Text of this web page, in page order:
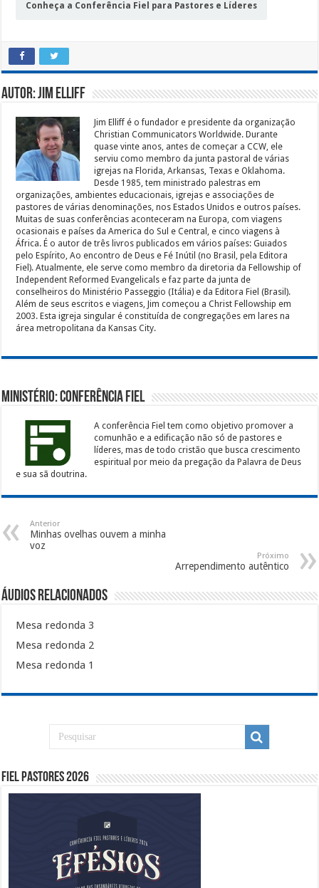
Conheça a Conferência Fiel para Pastores e Líderes
Autor: Jim Elliff
Jim Elliff é o fundador e presidente da organização
Christian Communicators Worldwide. Durante
quase vinte anos, antes de começar a CCW, ele
serviu como membro da junta pastoral de várias
igrejas na Florida, Arkansas, Texas e Oklahoma.
Desde 1985, tem ministrado palestras em
organizações, ambientes educacionais, igrejas e associações de
pastores de várias denominações, nos Estados Unidos e outros países.
Muitas de suas conferências aconteceram na Europa, com viagens
ocasionais e países da America do Sul e Central, e cinco viagens à
África. É o autor de três livros publicados em vários países: Guiados
pelo Espírito, Ao encontro de Deus e Fé Inútil (no Brasil, pela Editora
Fiel). Atualmente, ele serve como membro da diretoria da Fellowship of
Independent Reformed Evangelicals e faz parte da junta de
conselheiros do Ministério Passeggio (Itália) e da Editora Fiel (Brasil).
Além de seus escritos e viagens, Jim começou a Christ Fellowship em
2003. Esta igreja singular é constituída de congregações em lares na
área metropolitana da Kansas City.
Ministério: Conferência Fiel
A conferência Fiel tem como objetivo promover a
comunhão e a edificação não só de pastores e
líderes, mas de todo cristão que busca crescimento
espiritual por meio da pregação da Palavra de Deus
e sua sã doutrina.
Anterior
Minhas ovelhas ouvem a minha
voz
Próximo
Arrependimento autêntico
Áudios Relacionados
Mesa redonda 3
Mesa redonda 2
Mesa redonda 1
Fiel Pastores 2026